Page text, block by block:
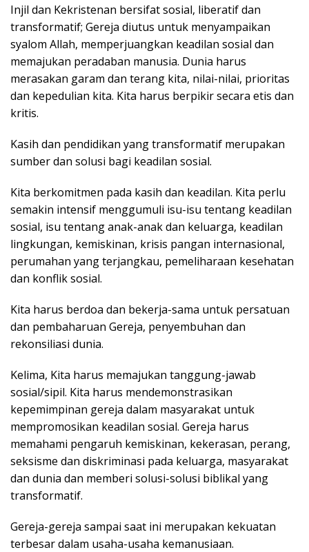
Injil dan Kekristenan bersifat sosial, liberatif dan
transformatif; Gereja diutus untuk menyampaikan
syalom Allah, memperjuangkan keadilan sosial dan
memajukan peradaban manusia. Dunia harus
merasakan garam dan terang kita, nilai-nilai, prioritas
dan kepedulian kita. Kita harus berpikir secara etis dan
kritis.
Kasih dan pendidikan yang transformatif merupakan
sumber dan solusi bagi keadilan sosial.
Kita berkomitmen pada kasih dan keadilan. Kita perlu
semakin intensif menggumuli isu-isu tentang keadilan
sosial, isu tentang anak-anak dan keluarga, keadilan
lingkungan, kemiskinan, krisis pangan internasional,
perumahan yang terjangkau, pemeliharaan kesehatan
dan konflik sosial.
Kita harus berdoa dan bekerja-sama untuk persatuan
dan pembaharuan Gereja, penyembuhan dan
rekonsiliasi dunia.
Kelima, Kita harus memajukan tanggung-jawab
sosial/sipil. Kita harus mendemonstrasikan
kepemimpinan gereja dalam masyarakat untuk
mempromosikan keadilan sosial. Gereja harus
memahami pengaruh kemiskinan, kekerasan, perang,
seksisme dan diskriminasi pada keluarga, masyarakat
dan dunia dan memberi solusi-solusi biblikal yang
transformatif.
Gereja-gereja sampai saat ini merupakan kekuatan
terbesar dalam usaha-usaha kemanusiaan.